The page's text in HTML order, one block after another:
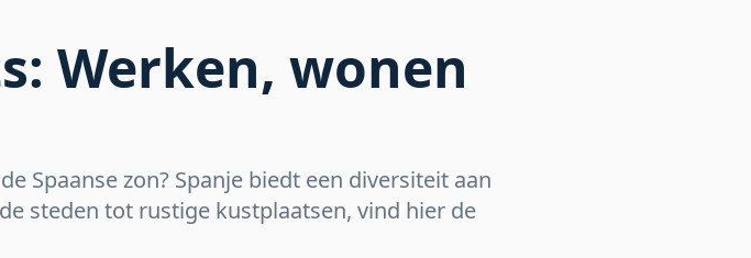
Werken, wonen
Spaanse zon? Spanje biedt een diversiteit aan
steden tot rustige kustplaatsen, vind hier de